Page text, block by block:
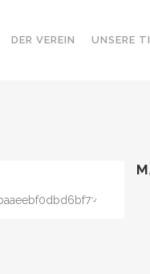
DER VEREIN UNSERE